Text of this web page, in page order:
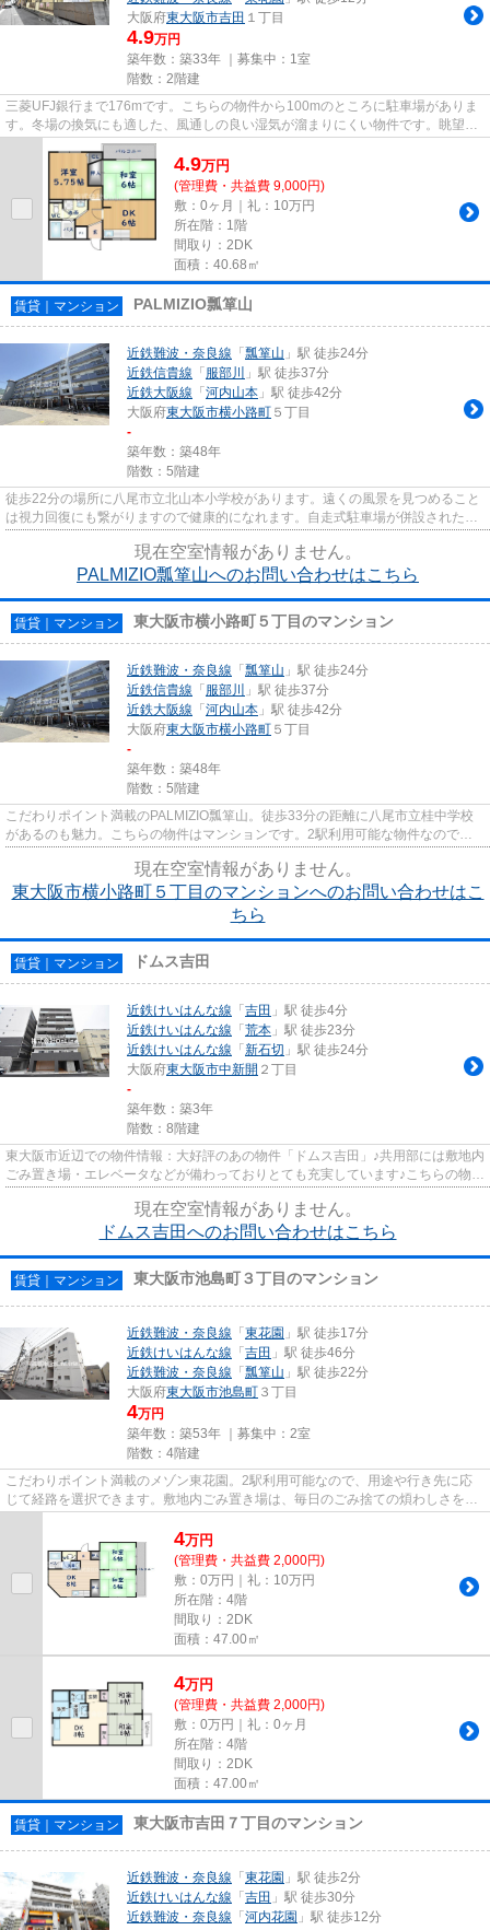
大阪府東大阪市吉田 １丁目
4.9万円
築年数：築33年 ｜募集中： 1室
階数：2階建
三菱UFJ銀行まで176mです。こちらの物件から100mのところに駐車場がありま
す。冬場の換気にも適した、風通しの良い湿気が溜まりにくい物件です。眺望良
好な物件はこちらです。東大阪市...
4.9万円
(管理費・共益費 9,000円)
敷：0ヶ月｜礼：10万円
所在階：1階
間取り：2DK
面積：40.68㎡
賃貸｜マンション PALMIZIO瓢箪山
近鉄難波・奈良線 「瓢箪山 」駅 徒歩24分
近鉄信貴線 「服部川
」駅 徒歩37分
近鉄大阪線 「河内山本 」駅 徒歩42分
大阪府東大阪市横小路町 ５丁目
-
築年数：築48年
階数：5階建
徒歩22分の場所に八尾市立北山本小学校があります。遠くの風景を見つめること
は視力回復にも繋がりますので健康的になれます。自走式駐車場が併設されたマ
ンションです。こちらは通風...
現在空室情報がありません。
PALMIZIO瓢箪山へのお問い合わせはこちら
賃貸｜マンション 東大阪市横小路町５丁目のマンション
近鉄難波・奈良線 「瓢箪山 」駅 徒歩24分
近鉄信貴線 「服部川
」駅 徒歩37分
近鉄大阪線 「河内山本 」駅 徒歩42分
大阪府東大阪市横小路町 ５丁目
-
築年数：築48年
階数：5階建
こだわりポイント満載のPALMIZIO瓢箪山。徒歩33分の距離に八尾市立桂中学校
があるのも魅力。こちらの物件はマンションです。2駅利用可能な物件なので行
動範囲も広がります。東大阪市エ...
現在空室情報がありません。
東大阪市横小路町５丁目のマンションへのお問い合わせはこ
ちら
賃貸｜マンション ドムス吉田
近鉄けいはんな線 「吉田 」駅 徒歩4分
近鉄けいはんな線 「荒本 」駅 徒歩23分
近鉄けいはんな線 「新石切 」駅 徒歩24分
大阪府東大阪市中新開 ２丁目
-
築年数：築3年
階数：8階建
東大阪市近辺での物件情報：大好評のあの物件「ドムス吉田」♪共用部には敷地内
ごみ置き場・エレベータなどが備わっておりとても充実しています♪こちらの物件
には自走式駐車場あり♪こち...
現在空室情報がありません。
ドムス吉田へのお問い合わせはこちら
賃貸｜マンション 東大阪市池島町３丁目のマンション
近鉄難波・奈良線 「東花園 」駅 徒歩17分
近鉄けいはんな線 「吉田 」駅 徒歩46分
近鉄難波・奈良線 「瓢箪山 」駅 徒歩22分
大阪府東大阪市池島町 ３丁目
4万円
築年数：築53年 ｜募集中： 2室
階数：4階建
こだわりポイント満載のメゾン東花園。2駅利用可能なので、用途や行き先に応
じて経路を選択できます。敷地内ごみ置き場は、毎日のごみ捨ての煩わしさを軽
減します。物件から駅までは平...
4万円
(管理費・共益費 2,000円)
敷：0万円｜礼：10万円
所在階：4階
間取り：2DK
面積：47.00㎡
4万円
(管理費・共益費 2,000円)
敷：0万円｜礼：0ヶ月
所在階：4階
間取り：2DK
面積：47.00㎡
賃貸｜マンション 東大阪市吉田７丁目のマンション
近鉄難波・奈良線 「東花園 」駅 徒歩2分
近鉄けいはんな線 「吉田 」駅 徒歩30分
近鉄難波・奈良線 「河内花園 」駅 徒歩12分